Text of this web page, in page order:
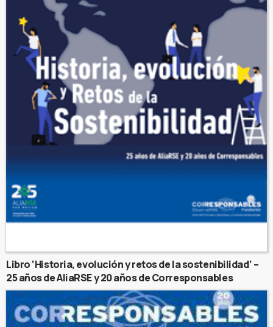
Libro ‘Historia, evolución y retos de la sostenibilidad’ –
25 años de AliaRSE y 20 años de Corresponsables